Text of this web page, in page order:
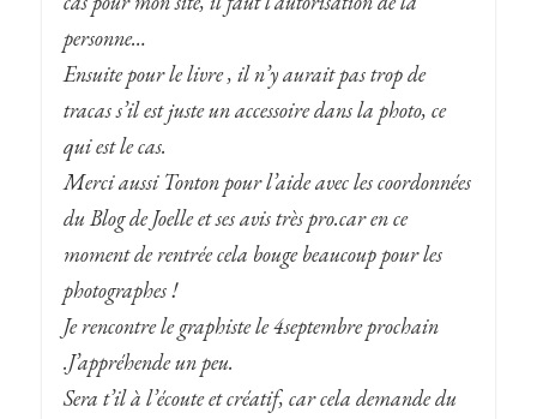
personne…
Ensuite pour le livre , il n’y aurait pas trop de
tracas s’il est juste un accessoire dans la photo, ce
qui est le cas.
Merci aussi Tonton pour l’aide avec les coordonnées
du Blog de Joelle et ses avis très pro.car en ce
moment de rentrée cela bouge beaucoup pour les
photographes !
Je rencontre le graphiste le 4septembre prochain
.J’appréhende un peu.
Sera t’il à l’écoute et créatif, car cela demande du